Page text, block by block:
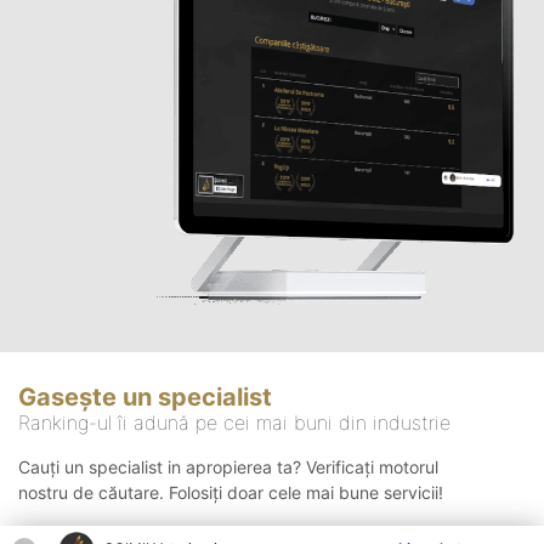
Gasește un specialist
Ranking-ul îi adună pe cei mai buni din industrie
Cauți un specialist in apropierea ta? Verificați motorul
nostru de căutare. Folosiți doar cele mai bune servicii!